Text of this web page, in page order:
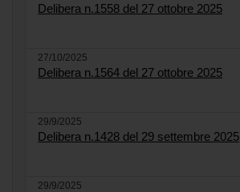
Delibera n.1558 del 27 ottobre 2025
27/10/2025
Delibera n.1564 del 27 ottobre 2025
29/9/2025
Delibera n.1428 del 29 settembre 2025
29/9/2025